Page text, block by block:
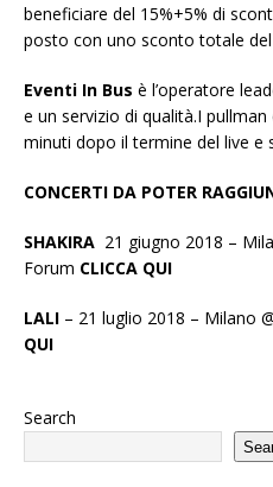
beneficiare del 15%+5% di
posto con uno sconto totale del
Eventi In Bus è l’operatore
e un servizio di qualità.I
minuti dopo il termine del live
CONCERTI DA POTER
SHAKIRA 21 giugno 2018 –
Forum CLICCA QUI
LALI – 21 luglio 2018 – Milano
QUI
Search